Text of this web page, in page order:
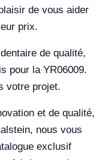
de vous aider
prix.
de qualité,
pour la YR06009.
votre projet.
et de qualité,
nous vous
exclusif